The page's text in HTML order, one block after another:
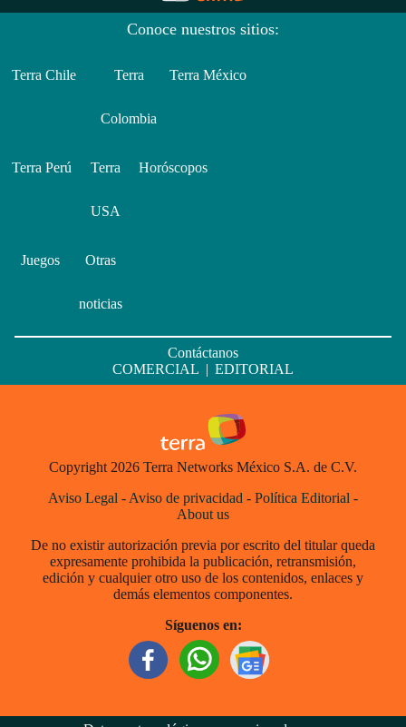
Conoce nuestros sitios:
Terra Chile Terra
Colombia
Terra México
Terra Perú Terra
USA
Horóscopos
Juegos Otras
noticias
Contáctanos
COMERCIAL | EDITORIAL
Copyright 2026 Terra Networks México S.A. de C.V.
Aviso Legal - Aviso de privacidad - Política Editorial -
About us
De no existir autorización previa por escrito del titular queda
expresamente prohibida la publicación, retransmisión,
edición y cualquier otro uso de los contenidos, enlaces y
demás elementos componentes.
Síguenos en: